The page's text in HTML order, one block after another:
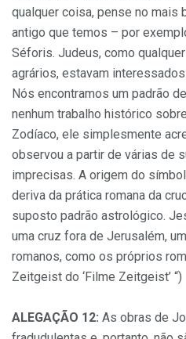
qualquer coisa, pense no mais
antigo que temos – por
Séforis. Judeus, como
agrários, estavam
Nós encontramos um padrão
nenhum trabalho histórico
Zodíaco, ele simplesmente
observou a partir de várias de
imprecisas. A origem do
deriva da prática romana da
suposto padrão astrológico.
uma cruz fora de Jerusalém,
romanos, como os próprios
Zeitgeist do ‘Filme Zeitgeist’ “)
ALEGAÇÃO 12: As obras de